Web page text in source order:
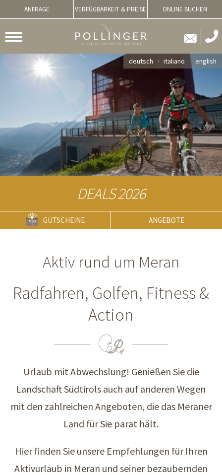
ANFRAGE VERFÜGBARKEIT & PREISE ONLINE BUCHEN
deutsch italiano english
DEALS 2026
GUTSCHEINE ANGEBOTE
Aktiv rund um Meran
Radfahren, Golfen, Fitness &
Action
Urlaub mit Abwechslung! Genießen Sie die
Landschaft Südtirols auch auf anderen Wegen
mit den zahlreichen Angeboten, die das Meraner
Land für Sie parat hält.
Hier finden Sie unsere Empfehlungen für Ihren
Aktivurlaub in Meran und seiner bezaubernden